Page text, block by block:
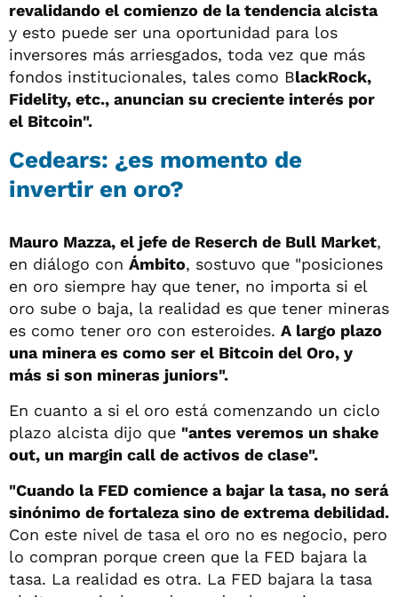
revalidando el comienzo de la tendencia alcista
y esto puede ser una oportunidad para los
inversores más arriesgados, toda vez que más
fondos institucionales, tales como BlackRock,
Fidelity, etc., anuncian su creciente interés por
el Bitcoin".
Cedears: ¿es momento de
invertir en oro?
Mauro Mazza, el jefe de Reserch de Bull Market,
en diálogo con Ámbito, sostuvo que "posiciones
en oro siempre hay que tener, no importa si el
oro sube o baja, la realidad es que tener mineras
es como tener oro con esteroides. A largo plazo
una minera es como ser el Bitcoin del Oro, y
más si son mineras juniors".
En cuanto a si el oro está comenzando un ciclo
plazo alcista dijo que "antes veremos un shake
out, un margin call de activos de clase".
"Cuando la FED comience a bajar la tasa, no será
sinónimo de fortaleza sino de extrema debilidad.
Con este nivel de tasa el oro no es negocio, pero
lo compran porque creen que la FED bajara la
tasa. La realidad es otra. La FED bajara la tasa